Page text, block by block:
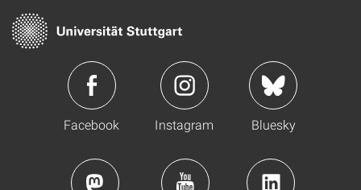
Facebook Instagram Bluesky